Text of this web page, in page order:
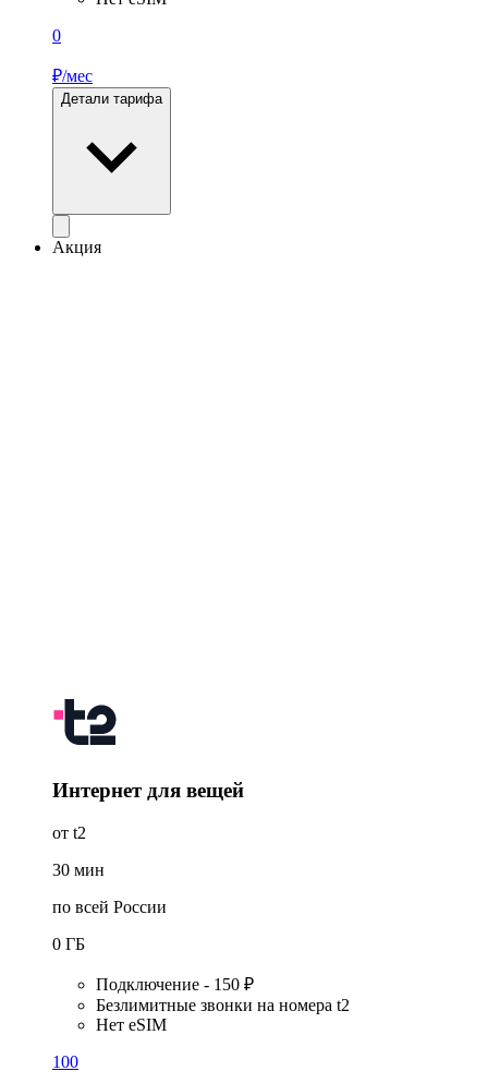
0
₽/мес
Детали тарифа
Акция
Интернет для вещей
от t2
30 мин
по всей России
0 ГБ
Подключение - 150 ₽
Безлимитные звонки на номера t2
Нет eSIM
100